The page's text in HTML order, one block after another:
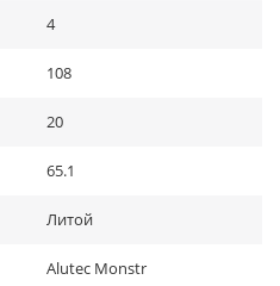
4
108
20
65.1
Литой
Alutec Monstr